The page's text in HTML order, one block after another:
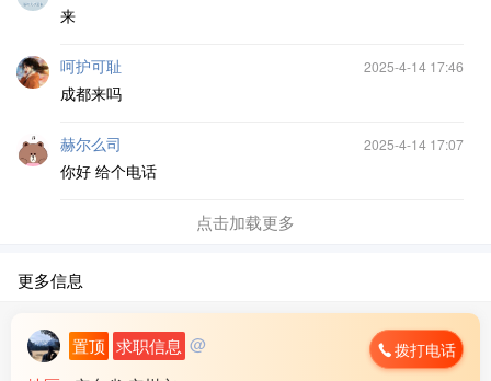
来
呵护可耻 2025-4-14 17:46
成都来吗
赫尔么司 2025-4-14 17:07
你好 给个电话
点击加载更多
更多信息
置顶 求职信息 @ 拨打电话